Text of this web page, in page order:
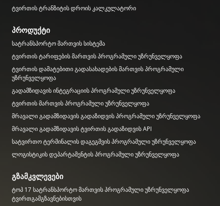
ტვირთის ტრანზიტის დროის კალკულატორი
პროდუქტი
სატრანსპორტო მართვის სისტემა
ტვირთის ტარიფების მართვის პროგრამული უზრუნველყოფა
ტვირთის დამატებითი გადასახადების მართვის პროგრამული
უზრუნველყოფა
გადამზიდავის ინტეგრაციის პროგრამული უზრუნველყოფა
ტვირთის მართვის პროგრამული უზრუნველყოფა
მრავალი გადამზიდავის გადაზიდვის პროგრამული უზრუნველყოფა
მრავალი გადამზიდავის ტვირთის გადაზიდვის API
სატვირთო ტერმინალის დაგეგმვის პროგრამული უზრუნველყოფა
ლოგისტიკის დეპარტამენტის პროგრამული უზრუნველყოფა
გზამკვლევები
ტოპ 17 სატრანსპორტო მართვის პროგრამული უზრუნველყოფა
ტვირთგამგზავნებისთვის